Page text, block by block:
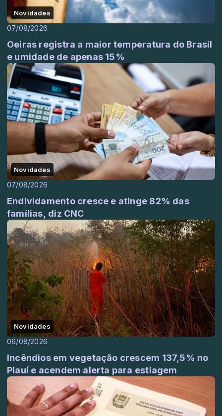
Novidades
07/08/2026
Oeiras registra a maior temperatura do Brasil
e umidade de apenas 15%
Novidades
07/08/2026
Endividamento cresce e atinge 82% das
famílias, diz CNC
Novidades
06/08/2026
Incêndios em vegetação crescem 137,5% no
Piauí e acendem alerta para estiagem